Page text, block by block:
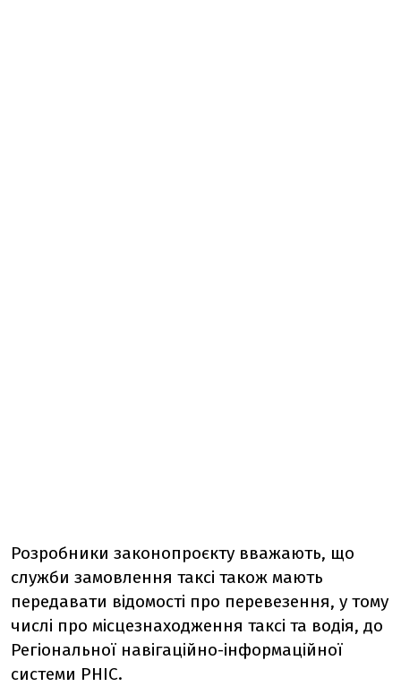
Розробники законопроєкту вважають, що
служби замовлення таксі також мають
передавати відомості про перевезення, у тому
числі про місцезнаходження таксі та водія, до
Регіональної навігаційно-інформаційної
системи РНІС.